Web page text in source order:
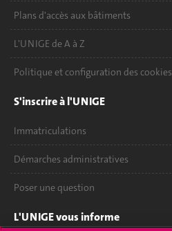
Plans d'accès aux bâtiments
L'UNIGE de A à Z
Politique et configuration des cookies
S'inscrire à l'UNIGE
Immatriculations
Démarches administratives
Poser une question
L'UNIGE vous informe